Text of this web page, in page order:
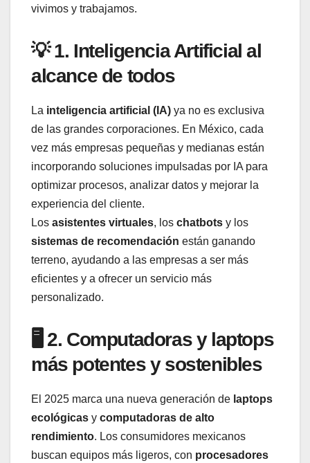
vivimos y trabajamos.
💡 1. Inteligencia Artificial al
alcance de todos
La inteligencia artificial (IA) ya no es exclusiva
de las grandes corporaciones. En México, cada
vez más empresas pequeñas y medianas están
incorporando soluciones impulsadas por IA para
optimizar procesos, analizar datos y mejorar la
experiencia del cliente.
Los asistentes virtuales, los chatbots y los
sistemas de recomendación están ganando
terreno, ayudando a las empresas a ser más
eficientes y a ofrecer un servicio más
personalizado.
🖥️ 2. Computadoras y laptops
más potentes y sostenibles
El 2025 marca una nueva generación de laptops
ecológicas y computadoras de alto
rendimiento. Los consumidores mexicanos
buscan equipos más ligeros, con procesadores